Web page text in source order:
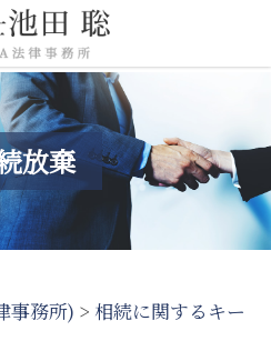
放棄
事務所) > 相続に関するキー